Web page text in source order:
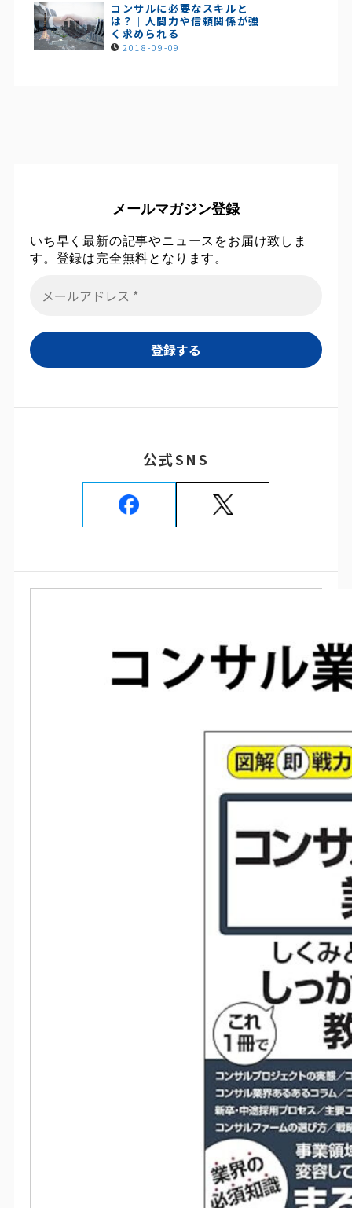
コンサルに必要なスキルと
は？｜人間力や信頼関係が強
く求められる
2018-09-09
メールマガジン登録
いち早く最新の記事やニュースをお届け致しま
す。登録は完全無料となります。
公式SNS